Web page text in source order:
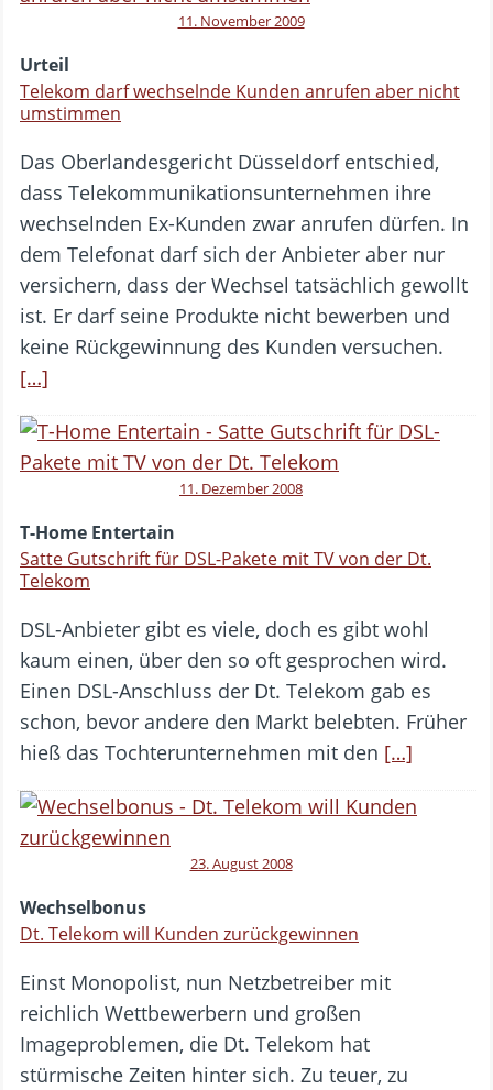
11. November 2009
Urteil
Telekom darf wechselnde Kunden anrufen aber nicht
umstimmen
Das Oberlandesgericht Düsseldorf entschied,
dass Telekommunikationsunternehmen ihre
wechselnden Ex-Kunden zwar anrufen dürfen. In
dem Telefonat darf sich der Anbieter aber nur
versichern, dass der Wechsel tatsächlich gewollt
ist. Er darf seine Produkte nicht bewerben und
keine Rückgewinnung des Kunden versuchen.
[…]
11. Dezember 2008
T-Home Entertain
Satte Gutschrift für DSL-Pakete mit TV von der Dt.
Telekom
DSL-Anbieter gibt es viele, doch es gibt wohl
kaum einen, über den so oft gesprochen wird.
Einen DSL-Anschluss der Dt. Telekom gab es
schon, bevor andere den Markt belebten. Früher
hieß das Tochterunternehmen mit den […]
23. August 2008
Wechselbonus
Dt. Telekom will Kunden zurückgewinnen
Einst Monopolist, nun Netzbetreiber mit
reichlich Wettbewerbern und großen
Imageproblemen, die Dt. Telekom hat
stürmische Zeiten hinter sich. Zu teuer, zu